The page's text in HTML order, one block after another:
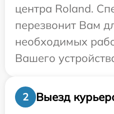
центра Roland.
перезвонит Вам
необходимых
Вашего
2
Выезд